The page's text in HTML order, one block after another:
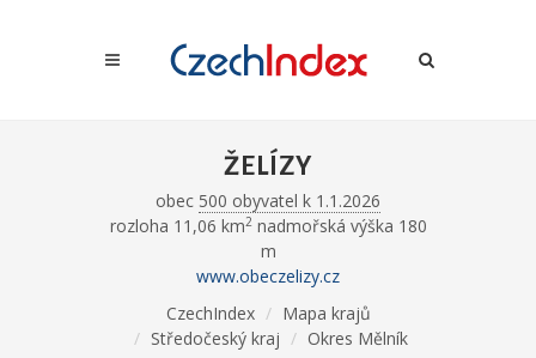
ŽELÍZY
obec 500 obyvatel k 1.1.2026
rozloha 11,06 km2nadmořská výška 180
m
www.obeczelizy.cz
CzechIndex
Mapa krajů
Středočeský kraj
Okres Mělník